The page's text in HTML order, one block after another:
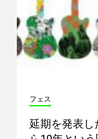
フェス
延期を発表し